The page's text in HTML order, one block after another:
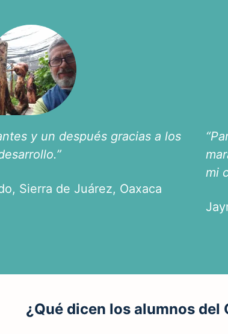
y un después gracias a los
Sierra de Juárez, Oaxaca
mi
¿Qué dicen los alumnos del